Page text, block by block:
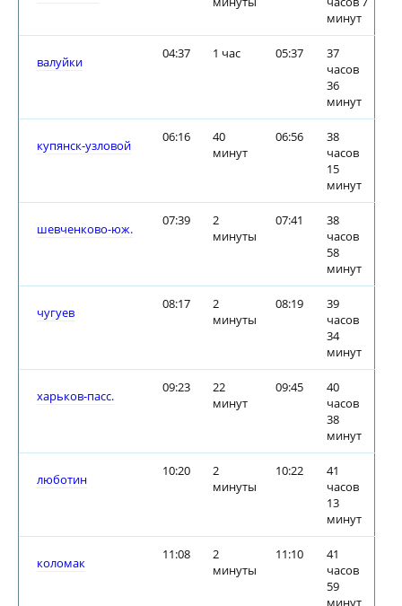
минут
валуйки
04:37 1 час 05:37
37
часов
36
минут
купянск-узловой
06:16
40
минут
06:56
38
часов
15
минут
шевченково-юж.
07:39
2
минуты
07:41
38
часов
58
минут
чугуев
08:17
2
минуты
08:19
39
часов
34
минут
харьков-пасс.
09:23
22
минут
09:45
40
часов
38
минут
люботин
10:20
2
минуты
10:22
41
часов
13
минут
коломак
11:08
2
минуты
11:10
41
часов
59
минут